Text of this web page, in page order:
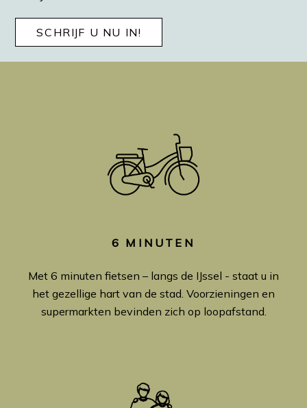
SCHRIJF U NU IN!
6 MINUTEN
Met 6 minuten fietsen – langs de IJssel - staat u in
het gezellige hart van de stad. Voorzieningen en
supermarkten bevinden zich op loopafstand.